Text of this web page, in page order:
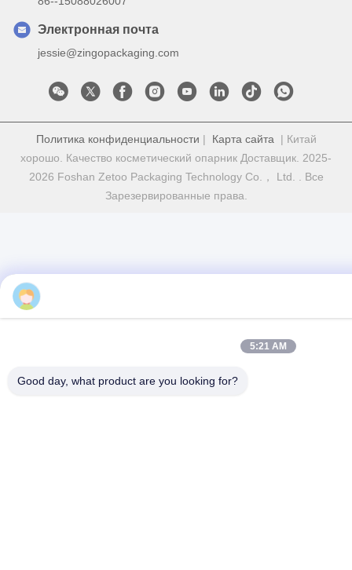
Электронная почта
jessie@zingopackaging.com
Политика конфиденциальности | Карта сайта | Китай
хорошо. Качество косметический опарник Доставщик. 2025-
2026 Foshan Zetoo Packaging Technology Co.， Ltd. . Все
Зарезервированные права.
5:21 AM
Good day, what product are you looking for?